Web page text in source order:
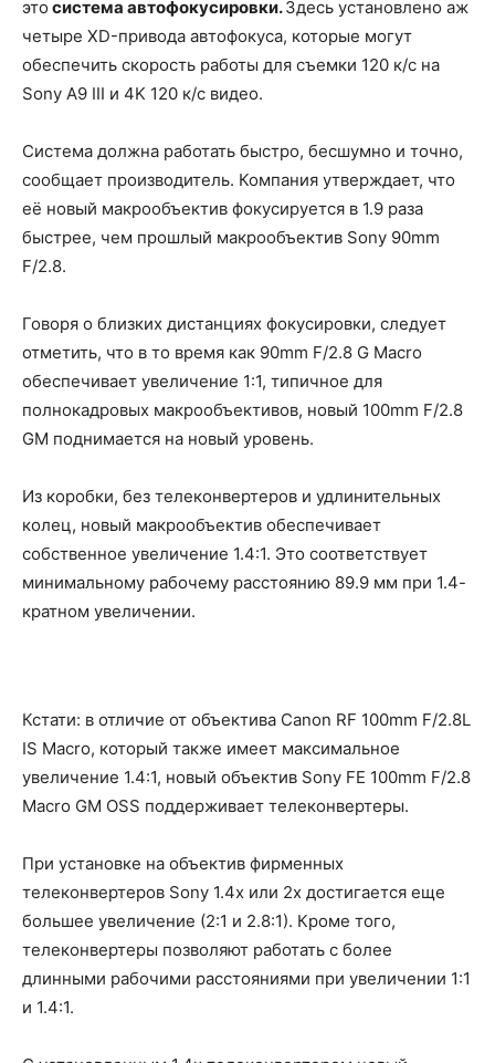
это система автофокусировки.Здесь установлено аж
четыре XD-привода автофокуса, которые могут
обеспечить скорость работы для съемки 120 к/с на
Sony A9 III и 4K 120 к/с видео.
Система должна работать быстро, бесшумно и точно,
сообщает производитель. Компания утверждает, что
её новый макрообъектив фокусируется в 1.9 раза
быстрее, чем прошлый макрообъектив Sony 90mm
F/2.8.
Говоря о близких дистанциях фокусировки, следует
отметить, что в то время как 90mm F/2.8 G Macro
обеспечивает увеличение 1:1, типичное для
полнокадровых макрообъективов, новый 100mm F/2.8
GM поднимается на новый уровень.
Из коробки, без телеконвертеров и удлинительных
колец, новый макрообъектив обеспечивает
собственное увеличение 1.4:1. Это соответствует
минимальному рабочему расстоянию 89.9 мм при 1.4-
кратном увеличении.
Кстати: в отличие от объектива Canon RF 100mm F/2.8L
IS Macro, который также имеет максимальное
увеличение 1.4:1, новый объектив Sony FE 100mm F/2.8
Macro GM OSS поддерживает телеконвертеры.
При установке на объектив фирменных
телеконвертеров Sony 1.4x или 2x достигается еще
большее увеличение (2:1 и 2.8:1). Кроме того,
телеконвертеры позволяют работать с более
длинными рабочими расстояниями при увеличении 1:1
и 1.4:1.